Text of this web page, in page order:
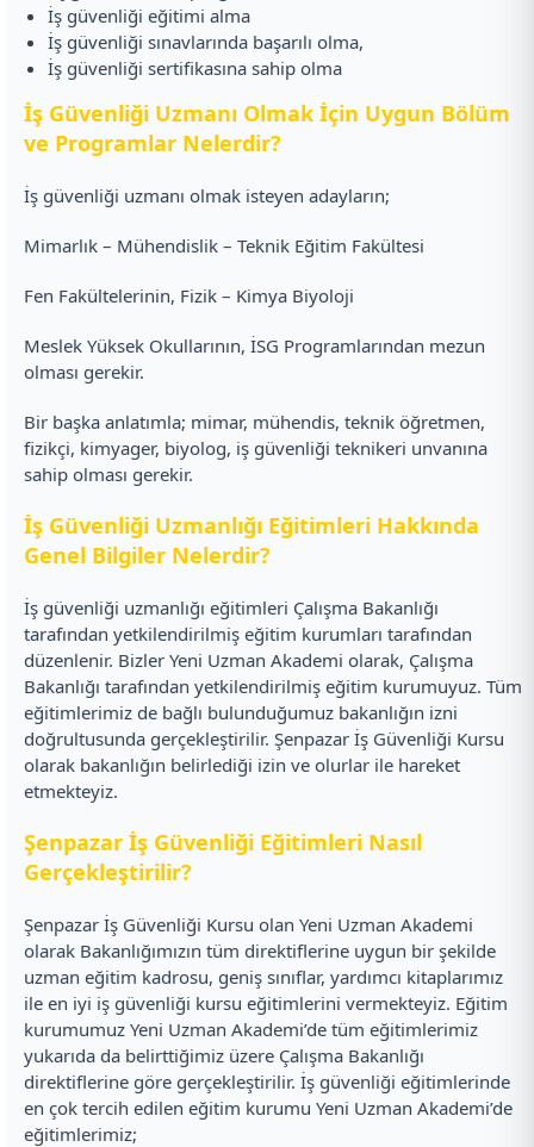
İş güvenliği eğitimi alma
İş güvenliği sınavlarında başarılı olma,
İş güvenliği sertifikasına sahip olma
İş Güvenliği Uzmanı Olmak İçin Uygun Bölüm
ve Programlar Nelerdir?
İş güvenliği uzmanı olmak isteyen adayların;
Mimarlık – Mühendislik – Teknik Eğitim Fakültesi
Fen Fakültelerinin, Fizik – Kimya Biyoloji
Meslek Yüksek Okullarının, İSG Programlarından mezun
olması gerekir.
Bir başka anlatımla; mimar, mühendis, teknik öğretmen,
fizikçi, kimyager, biyolog, iş güvenliği teknikeri unvanına
sahip olması gerekir.
İş Güvenliği Uzmanlığı Eğitimleri Hakkında
Genel Bilgiler Nelerdir?
İş güvenliği uzmanlığı eğitimleri Çalışma Bakanlığı
tarafından yetkilendirilmiş eğitim kurumları tarafından
düzenlenir. Bizler Yeni Uzman Akademi olarak, Çalışma
Bakanlığı tarafından yetkilendirilmiş eğitim kurumuyuz. Tüm
eğitimlerimiz de bağlı bulunduğumuz bakanlığın izni
doğrultusunda gerçekleştirilir. Şenpazar İş Güvenliği Kursu
olarak bakanlığın belirlediği izin ve olurlar ile hareket
etmekteyiz.
Şenpazar İş Güvenliği Eğitimleri Nasıl
Gerçekleştirilir?
Şenpazar İş Güvenliği Kursu olan Yeni Uzman Akademi
olarak Bakanlığımızın tüm direktiflerine uygun bir şekilde
uzman eğitim kadrosu, geniş sınıflar, yardımcı kitaplarımız
ile en iyi iş güvenliği kursu eğitimlerini vermekteyiz. Eğitim
kurumumuz Yeni Uzman Akademi’de tüm eğitimlerimiz
yukarıda da belirttiğimiz üzere Çalışma Bakanlığı
direktiflerine göre gerçekleştirilir. İş güvenliği eğitimlerinde
en çok tercih edilen eğitim kurumu Yeni Uzman Akademi’de
eğitimlerimiz;